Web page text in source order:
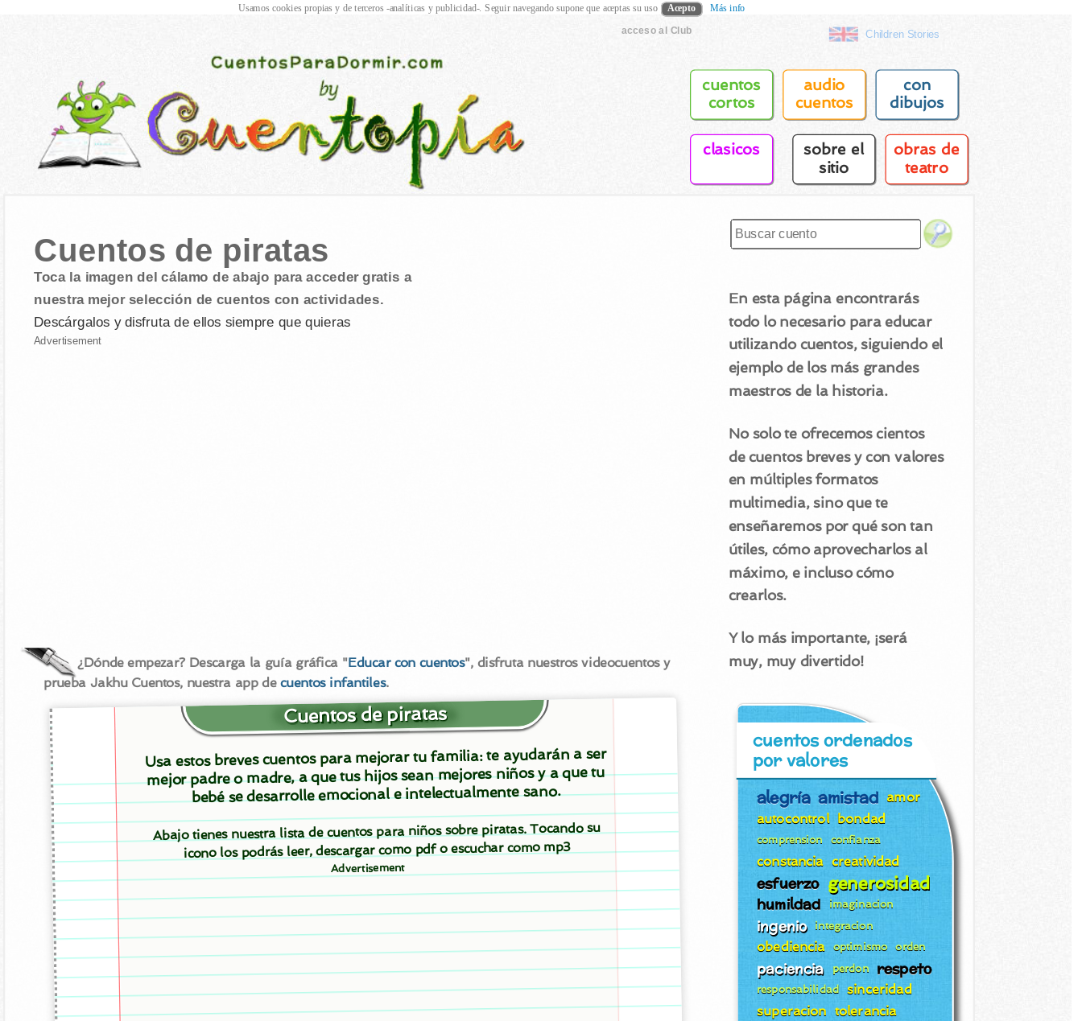
acceso al Club Children Stories
cuentos
cortos
audio
cuentos
con
dibujos
clasicos
sobre el
sitio
obras de
teatro
Cuentos de piratas
Toca la imagen del cálamo de abajo para acceder gratis a
nuestra mejor selección de cuentos con actividades.
Descárgalos y disfruta de ellos siempre que quieras
Advertisement
¿Dónde empezar? Descarga la guía gráfica "Educar con cuentos", disfruta nuestros videocuentos y
prueba Jakhu Cuentos, nuestra app de cuentos infantiles.
Cuentos de piratas
Usa estos breves cuentos para mejorar tu familia: te ayudarán a ser
mejor padre o madre, a que tus hijos sean mejores niños y a que tu
bebé se desarrolle emocional e intelectualmente sano.
Abajo tienes nuestra lista de cuentos para niños sobre piratas. Tocando su
icono los podrás leer, descargar como pdf o escuchar como mp3
Advertisement
En esta página encontrarás
todo lo necesario para educar
utilizando cuentos, siguiendo el
ejemplo de los más grandes
maestros de la historia.
No solo te ofrecemos cientos
de cuentos breves y con valores
en múltiples formatos
multimedia, sino que te
enseñaremos por qué son tan
útiles, cómo aprovecharlos al
máximo, e incluso cómo
crearlos.
Y lo más importante, ¡será
muy, muy divertido!
cuentos ordenados
por valores
alegría amistad amor
autocontrol bondad
comprension confianza
constancia creatividad
esfuerzo generosidad
humildad imaginacion
ingenio integracion
obediencia optimismo orden
paciencia perdon respeto
responsabilidad sinceridad
superacion tolerancia
Usamos cookies propias y de terceros -analíticas y publicidad-. Seguir navegando supone que aceptas su uso Acepto Más info